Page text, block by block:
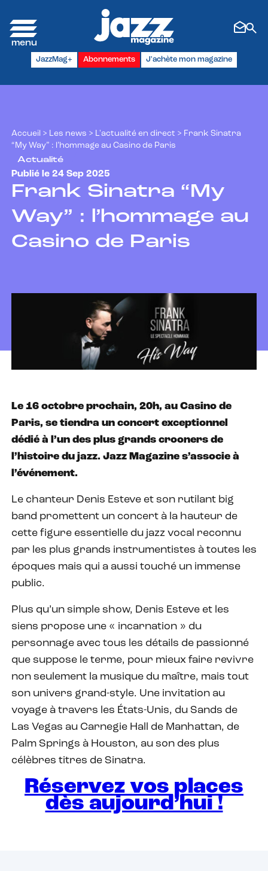
JazzMag+ Abonnements J'achète mon magazine
Accueil > Les news > L'actualité en direct > Frank Sinatra
“My Way” : l’hommage au Casino de Paris
Actualité
Publié le 24 Sep 2025
Frank Sinatra “My
Way” : l’hommage au
Casino de Paris
Le 16 octobre prochain, 20h, au Casino de
Paris, se tiendra un concert exceptionnel
dédié à l’un des plus grands crooners de
l’histoire du jazz. Jazz Magazine s’associe à
l’événement.
Le chanteur Denis Esteve et son rutilant big
band promettent un concert à la hauteur de
cette figure essentielle du jazz vocal reconnu
par les plus grands instrumentistes à toutes les
époques mais qui a aussi touché un immense
public.
Plus qu’un simple show, Denis Esteve et les
siens propose une « incarnation » du
personnage avec tous les détails de passionné
que suppose le terme, pour mieux faire revivre
non seulement la musique du maître, mais tout
son univers grand-style. Une invitation au
voyage à travers les États-Unis, du Sands de
Las Vegas au Carnegie Hall de Manhattan, de
Palm Springs à Houston, au son des plus
célèbres titres de Sinatra.
Réservez vos places
dès aujourd’hui !